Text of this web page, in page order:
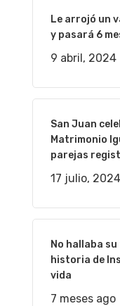
Le arrojó un
y pasará 6
9 abril, 2024
San Juan
Matrimonio
parejas
17 julio, 2024
No hallaba
historia de
vida
7 meses ago